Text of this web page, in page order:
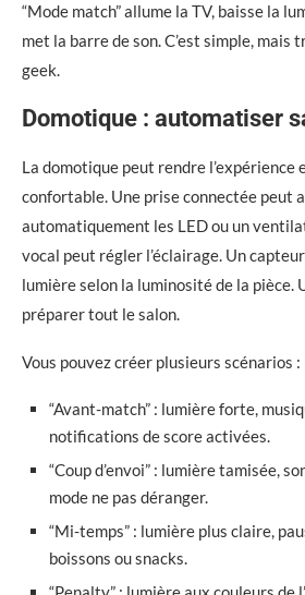
“Mode match” allume la TV, baisse la
met la barre de son. C’est simple, mais
geek.
Domotique : automatiser
La domotique peut rendre l’expérience
confortable. Une prise connectée peut
automatiquement les LED ou un
vocal peut régler l’éclairage. Un
lumière selon la luminosité de la pièce.
préparer tout le salon.
Vous pouvez créer plusieurs scénarios :
“Avant-match” : lumière forte,
notifications de score activées.
“Coup d’envoi” : lumière tamisée,
mode ne pas déranger.
“Mi-temps” : lumière plus claire,
boissons ou snacks.